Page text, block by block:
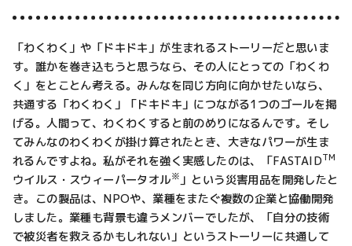
「わくわく」や「ドキドキ」が生まれるストーリーだと思いま
す。誰かを巻き込もうと思うなら、その人にとっての「わくわ
く」をとことん考える。みんなを同じ方向に向かせたいなら、
共通する「わくわく」「ドキドキ」につながる1つのゴールを掲
げる。人間って、わくわくすると前のめりになるんです。そし
てみんなのわくわくが掛け算されたとき、大きなパワーが生ま
れるんですよね。私がそれを強く実感したのは、「FASTAIDTM
ウイルス・スウィーパータオル※ 」という災害用品を開発したと
き。この製品は、NPOや、業種をまたぐ複数の企業と協働開発
しました。業種も背景も違うメンバーでしたが、「自分の技術
で被災者を救えるかもしれない」というストーリーに共通して